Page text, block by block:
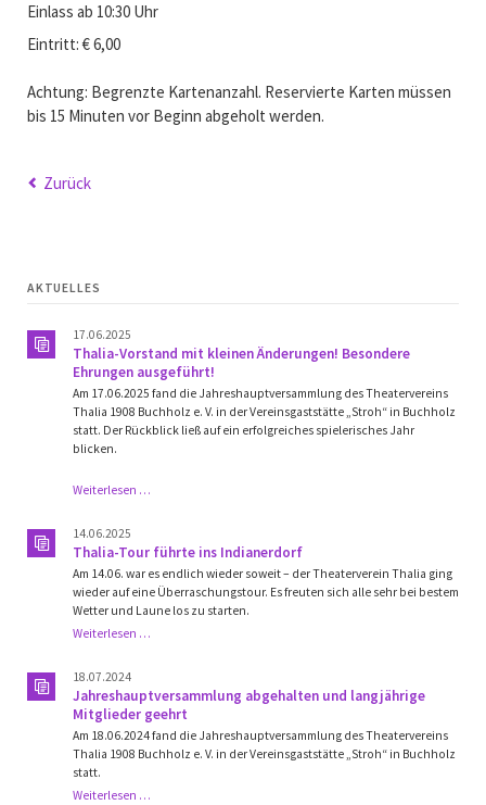
Einlass ab 10:30 Uhr
Eintritt: € 6,00
Achtung: Begrenzte Kartenanzahl. Reservierte Karten müssen
bis 15 Minuten vor Beginn abgeholt werden.
Zurück
AKTUELLES
17.06.2025
Thalia-Vorstand mit kleinen Änderungen! Besondere
Ehrungen ausgeführt!
Am 17.06.2025 fand die Jahreshauptversammlung des Theatervereins
Thalia 1908 Buchholz e. V. in der Vereinsgaststätte „Stroh“ in Buchholz
statt. Der Rückblick ließ auf ein erfolgreiches spielerisches Jahr
blicken.
Weiterlesen …
kleinen
Änderungen!
Besondere
Ehrungen
ausgeführt!
14.06.2025
Thalia-Tour führte ins Indianerdorf
Am 14.06. war es endlich wieder soweit – der Theaterverein Thalia ging
wieder auf eine Überraschungstour. Es freuten sich alle sehr bei bestem
Wetter und Laune los zu starten.
Weiterlesen …
Indianerdorf
18.07.2024
Jahreshauptversammlung abgehalten und langjährige
Mitglieder geehrt
Am 18.06.2024 fand die Jahreshauptversammlung des Theatervereins
Thalia 1908 Buchholz e. V. in der Vereinsgaststätte „Stroh“ in Buchholz
statt.
Weiterlesen …